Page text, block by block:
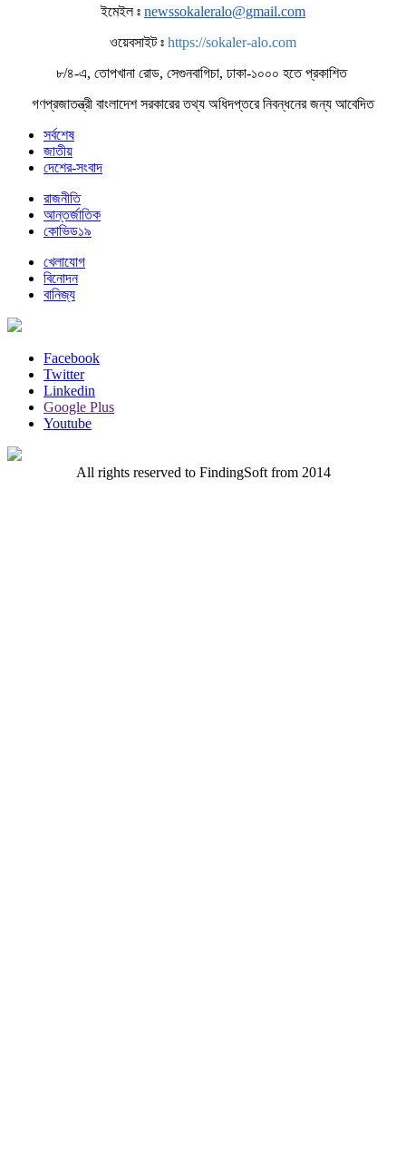
ইমেইল ঃ newssokaleralo@gmail.com
ওয়েবসাইট ঃ https://sokaler-alo.com
৮/৪-এ, তোপখানা রোড, সেগুনবাগিচা, ঢাকা-১০০০ হতে প্রকাশিত
গণপ্রজাতন্ত্রী বাংলাদেশ সরকারের তথ্য অধিদপ্তরে নিবন্ধনের জন্য আবেদিত
সর্বশেষ
জাতীয়
দেশের-সংবাদ
রাজনীতি
আন্তর্জাতিক
কোভিড১৯
খেলাযোগ
বিনোদন
বানিজ্য
Facebook
Twitter
Linkedin
Google Plus
Youtube
All rights reserved to FindingSoft from 2014